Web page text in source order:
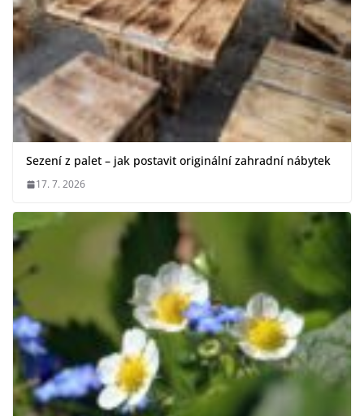
Sezení z palet – jak postavit originální zahradní nábytek
17. 7. 2026